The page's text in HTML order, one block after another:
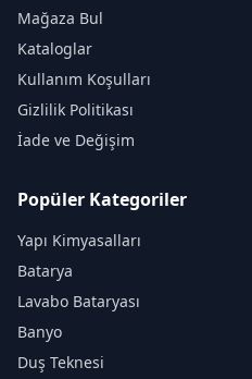
Mağaza Bul
Kataloglar
Kullanım Koşulları
Gizlilik Politikası
İade ve Değişim
Popüler Kategoriler
Yapı Kimyasalları
Batarya
Lavabo Bataryası
Banyo
Duş Teknesi